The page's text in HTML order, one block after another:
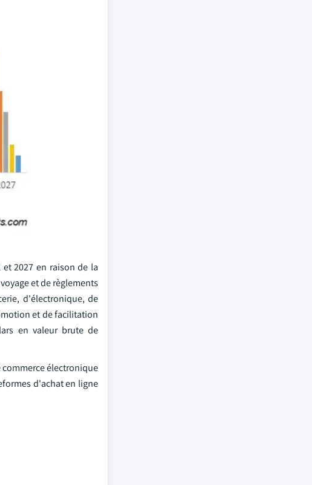
2027 en raison de la
et de règlements
d'électronique, de
et de facilitation
en valeur brute de
commerce électronique
d'achat en ligne